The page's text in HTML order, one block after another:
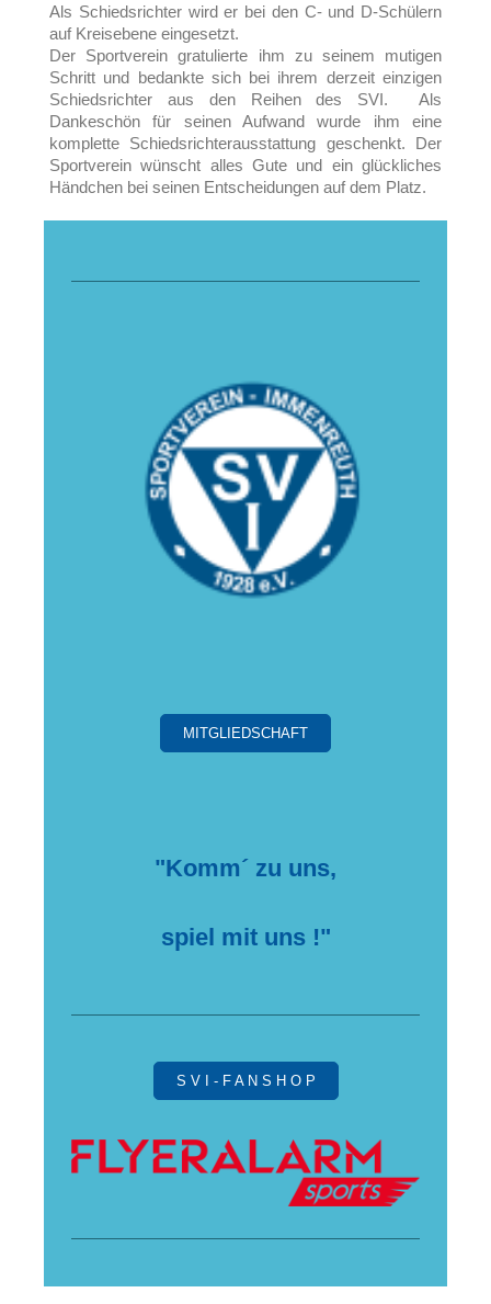
Als Schiedsrichter wird er bei den C- und D-Schülern
auf Kreisebene eingesetzt.
Der Sportverein gratulierte ihm zu seinem mutigen
Schritt und bedankte sich bei ihrem derzeit einzigen
Schiedsrichter aus den Reihen des SVI. Als
Dankeschön für seinen Aufwand wurde ihm eine
komplette Schiedsrichterausstattung geschenkt. Der
Sportverein wünscht alles Gute und ein glückliches
Händchen bei seinen Entscheidungen auf dem Platz.
MITGLIEDSCHAFT
"Komm´ zu uns,
spiel mit uns !"
S V I - F A N S H O P